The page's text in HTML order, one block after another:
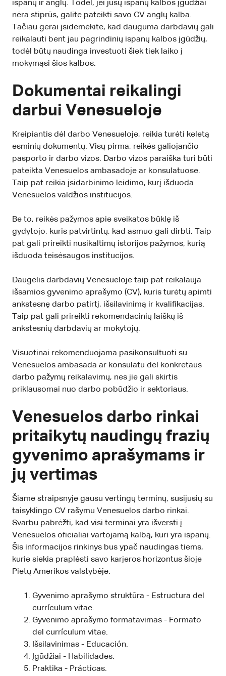
ispanų ir anglų. Todėl, jei jūsų ispanų kalbos įgūdžiai
nėra stiprūs, galite pateikti savo CV anglų kalba.
Tačiau gerai įsidėmėkite, kad dauguma darbdavių gali
reikalauti bent jau pagrindinių ispanų kalbos įgūdžių,
todėl būtų naudinga investuoti šiek tiek laiko į
mokymąsi šios kalbos.
Dokumentai reikalingi
darbui Venesueloje
Kreipiantis dėl darbo Venesueloje, reikia turėti keletą
esminių dokumentų. Visų pirma, reikės galiojančio
pasporto ir darbo vizos. Darbo vizos paraiška turi būti
pateikta Venesuelos ambasadoje ar konsulatuose.
Taip pat reikia įsidarbinimo leidimo, kurį išduoda
Venesuelos valdžios institucijos.
Be to, reikės pažymos apie sveikatos būklę iš
gydytojo, kuris patvirtintų, kad asmuo gali dirbti. Taip
pat gali prireikti nusikaltimų istorijos pažymos, kurią
išduoda teisėsaugos institucijos.
Daugelis darbdavių Venesueloje taip pat reikalauja
išsamios gyvenimo aprašymo (CV), kuris turėtų apimti
ankstesnę darbo patirtį, išsilavinimą ir kvalifikacijas.
Taip pat gali prireikti rekomendacinių laiškų iš
ankstesnių darbdavių ar mokytojų.
Visuotinai rekomenduojama pasikonsultuoti su
Venesuelos ambasada ar konsulatu dėl konkretaus
darbo pažymų reikalavimų, nes jie gali skirtis
priklausomai nuo darbo pobūdžio ir sektoriaus.
Venesuelos darbo rinkai
pritaikytų naudingų frazių
gyvenimo aprašymams ir
jų vertimas
Šiame straipsnyje gausu vertingų terminų, susijusių su
taisyklingo CV rašymu Venesuelos darbo rinkai.
Svarbu pabrėžti, kad visi terminai yra išversti į
Venesuelos oficialiai vartojamą kalbą, kuri yra ispanų.
Šis informacijos rinkinys bus ypač naudingas tiems,
kurie siekia praplėsti savo karjeros horizontus šioje
Pietų Amerikos valstybėje.
Gyvenimo aprašymo struktūra - Estructura del
currículum vitae.
Gyvenimo aprašymo formatavimas - Formato
del currículum vitae.
Išsilavinimas - Educación.
Įgūdžiai - Habilidades.
Praktika - Prácticas.